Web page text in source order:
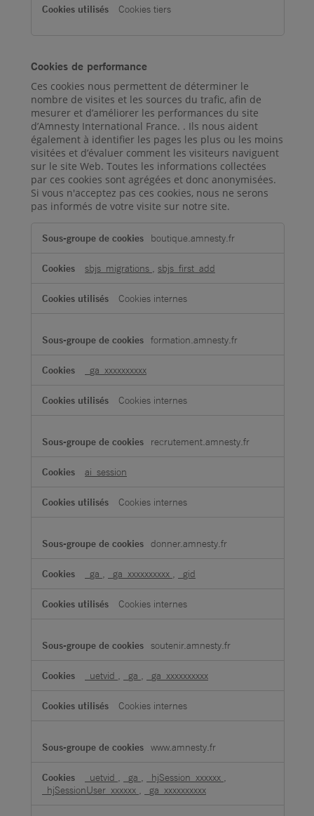
Cookies tiers
Cookies de performance
Ces cookies nous permettent de déterminer le
nombre de visites et les sources du trafic, afin de
mesurer et d’améliorer les performances du site
d’Amnesty International France. . Ils nous aident
également à identifier les pages les plus ou les moins
visitées et d’évaluer comment les visiteurs naviguent
sur le site Web. Toutes les informations collectées
par ces cookies sont agrégées et donc anonymisées.
Si vous n'acceptez pas ces cookies, nous ne serons
pas informés de votre visite sur notre site.
boutique.amnesty.fr
sbjs_migrations , sbjs_first_add
Cookies internes
formation.amnesty.fr
_ga_xxxxxxxxxx
Cookies internes
recrutement.amnesty.fr
ai_session
Cookies internes
donner.amnesty.fr
_ga , _ga_xxxxxxxxxx , _gid
Cookies internes
soutenir.amnesty.fr
_uetvid , _ga , _ga_xxxxxxxxxx
Cookies internes
www.amnesty.fr
_uetvid , _ga , _hjSession_xxxxxx ,
_hjSessionUser_xxxxxx , _ga_xxxxxxxxxx